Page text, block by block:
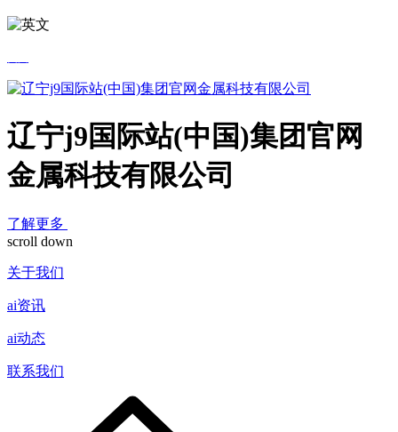
辽宁j9国际站(中国)集团官网
金属科技有限公司
了解更多
scroll down
关于我们
ai资讯
ai动态
联系我们